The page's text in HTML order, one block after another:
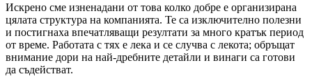
Искрено сме изненадани от това колко добре е организирана
цялата структура на компанията. Те са изключително полезни
и постигнаха впечатляващи резултати за много кратък период
от време. Работата с тях е лека и се случва с лекота; обръщат
внимание дори на най-дребните детайли и винаги са готови
да съдействат.